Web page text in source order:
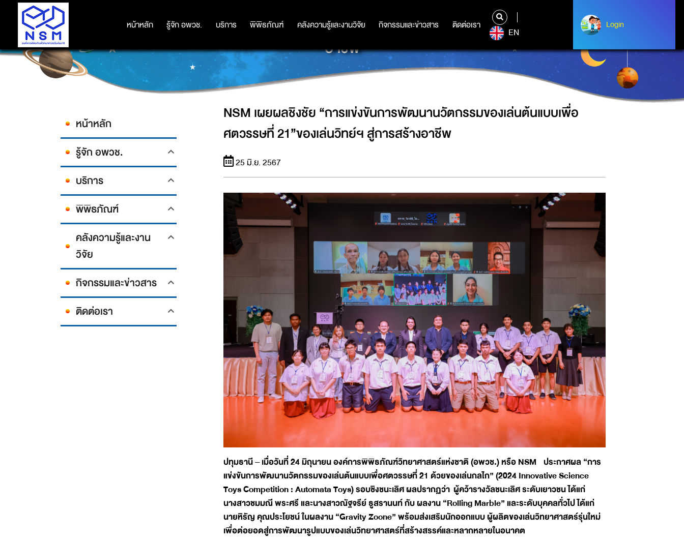
หน้าหลัก รู้จัก อพวช. บริการ พิพิธภัณฑ์ คลังความรู้และงานวิจัย กิจกรรมและข่าวสาร ติดต่อเรา
หน้าหลัก รู้จัก อพวช. บริการ พิพิธภัณฑ์ คลังความรู้และงานวิจัย กิจกรรมและข่าวสาร ติดต่อเรา
EN
Login
Login
NSM เผยผลชิงชัย “การแข่งขันการพัฒนานวัตกรรมของเล่นต้นแบบเพื่อศตวรรษที่ 21”ของเล่นวิทย์ฯ สู่การสร้าง
อาชีพ
หน้าหลัก
รู้จัก อพวช.
บริการ
พิพิธภัณฑ์
คลังความรู้และงาน
วิจัย
กิจกรรมและข่าวสาร
ติดต่อเรา
NSM เผยผลชิงชัย “การแข่งขันการพัฒนานวัตกรรมของเล่นต้นแบบเพื่อ
ศตวรรษที่ 21”ของเล่นวิทย์ฯ สู่การสร้างอาชีพ
25 มิ.ย. 2567
ปทุมธานี – เมื่อวันที่ 24 มิถุนายน องค์การพิพิธภัณฑ์วิทยาศาสตร์แห่งชาติ (อพวช.) หรือ NSM ประกาศผล “การ
แข่งขันการพัฒนานวัตกรรมของเล่นต้นแบบเพื่อศตวรรษที่ 21 ด้วยของเล่นกลไก” (2024 Innovative Science
Toys Competition : Automata Toys) รอบชิงชนะเลิศ ผลปรากฏว่า ผู้คว้ารางวัลชนะเลิศ ระดับเยาวชน ได้แก่
นางสาวชมมณี พระศรี และนางสาวณัฐจรีย์ ธูสรานนท์ กับ ผลงาน “Rolling Marble” และระดับบุคคลทั่วไป ได้แก่
นายหิรัญ คุณประโยชน์ ในผลงาน “Gravity Zoone” พร้อมส่งเสริมนักออกแบบ ผู้ผลิตของเล่นวิทยาศาสตร์รุ่นใหม่
เพื่อต่อยอดสู่การพัฒนารูปแบบของเล่นวิทยาศาสตร์ที่สร้างสรรค์และหลากหลายในอนาคต